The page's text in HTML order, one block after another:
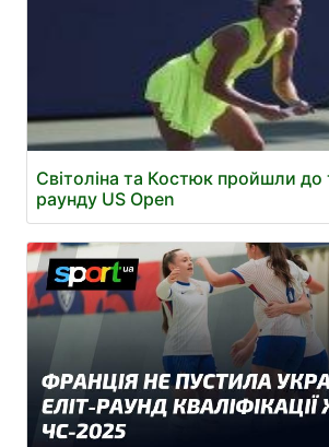
Світоліна та Костюк пройшли до
раунду US Open